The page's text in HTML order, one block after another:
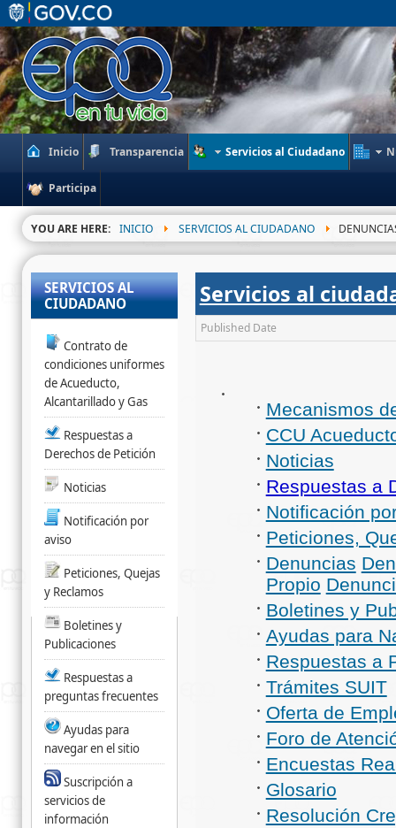
Inicio Transparencia Servicios al Ciudadano
Participa
YOU ARE HERE: INICIO SERVICIOS AL CIUDADANO
Servicios al
Published Date
Mecanismos
CCU
Noticias
Respuestas a
Notificación
Peticiones,
Denuncias
Propio
Boletines y
Ayudas para
Respuestas a
Trámites SUIT
Oferta de
Foro de
Encuestas
Glosario
Resolución
SERVICIOS AL
CIUDADANO
Contrato de
condiciones uniformes
de Acueducto,
Alcantarillado y Gas
Respuestas a
Derechos de Petición
Noticias
Notificación por
aviso
Peticiones, Quejas
y Reclamos
Boletines y
Publicaciones
Respuestas a
preguntas frecuentes
Ayudas para
navegar en el sitio
Suscripción a
servicios de
información